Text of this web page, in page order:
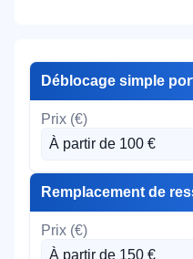
Déblocage simple
À partir de 100 €
Remplacement de
À partir de 150 €